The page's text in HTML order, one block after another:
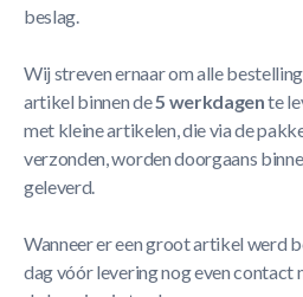
beslag.
Wij streven ernaar om alle
artikel binnen de5 werkdagente
met kleine artikelen, die via de
verzonden, worden doorgaans
geleverd.
Wanneer er een groot artikel werd
dag vóór levering nog even contact